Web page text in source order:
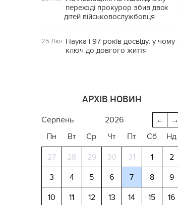
переході прокурор збив двох
дітей військовослужбовця
25 Лют Наука і 97 років досвіду: у чому
ключ до довгого життя
АРХІВ НОВИН
→
←
серпень
2026
Пн
Вт Ср Чт Пт Сб Нд
27 28 29 30 31 1
2
3
4 5 6 7 8
9
10
11 12 13 14 15
16